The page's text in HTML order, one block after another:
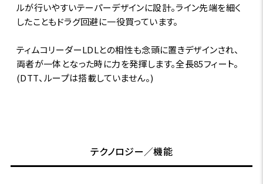
ルが行いやすいテーパーデザインに設計。ライン先端を細く
したこともドラグ回避に一役買っています。
ティムコリーダーLDLとの相性も念頭に置きデザインされ、
両者が一体となった時に力を発揮します。全長85フィート。
(DTT、ループは搭載していません。)
テクノロジー／機能